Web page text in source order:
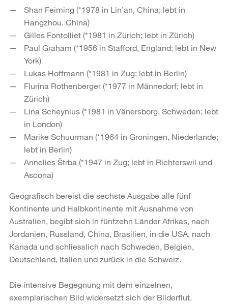
Shan Feiming (*1978 in Lin’an, China; lebt in
Hangzhou, China)
Gilles Fontolliet (*1981 in Zürich; lebt in Zürich)
Paul Graham (*1956 in Stafford, England; lebt in New
York)
Lukas Hoffmann (*1981 in Zug; lebt in Berlin)
Flurina Rothenberger (*1977 in Männedorf; lebt in
Zürich)
Lina Scheynius (*1981 in Vänersborg, Schweden; lebt
in London)
Marike Schuurman (*1964 in Groningen, Niederlande;
lebt in Berlin)
Annelies Štrba (*1947 in Zug; lebt in Richterswil und
Ascona)
Geografisch bereist die sechste Ausgabe alle fünf
Kontinente und Halbkontinente mit Ausnahme von
Australien, begibt sich in fünfzehn Länder Afrikas, nach
Jordanien, Russland, China, Brasilien, in die USA, nach
Kanada und schliesslich nach Schweden, Belgien,
Deutschland, Italien und zurück in die Schweiz.
Die intensive Begegnung mit dem einzelnen,
exemplarischen Bild widersetzt sich der Bilderflut.